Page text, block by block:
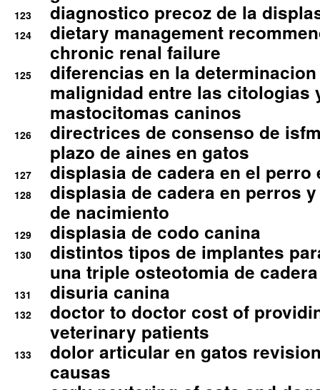
123 diagnostico precoz de la
124
dietary management
chronic renal failure
125
diferencias en la
malignidad entre las citologias
mastocitomas caninos
126
directrices de consenso de
plazo de aines en gatos
127 displasia de cadera en el perro
128
displasia de cadera en perros
de nacimiento
129 displasia de codo canina
130
distintos tipos de implantes
una triple osteotomia de cadera
131 disuria canina
132
doctor to doctor cost of
veterinary patients
133
dolor articular en gatos
causas